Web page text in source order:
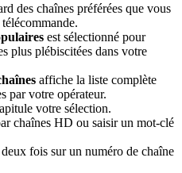
des chaînes préférées que vous
est sélectionné pour
plus plébiscitées dans votre
affiche la liste complète
par votre opérateur.
votre sélection.
chaînes HD ou saisir un mot-clé
fois sur un numéro de chaîne